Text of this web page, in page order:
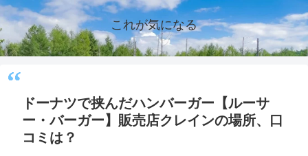
これが気になる
ドーナツで挟んだハンバーガー【ルーサ
ー・バーガー】販売店クレインの場所、口
コミは？